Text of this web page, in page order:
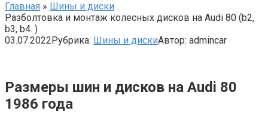
Главная » Шины и диски
Разболтовка и монтаж колесных дисков на Audi 80 (b2,
b3, b4. )
03.07.2022Рубрика: Шины и дискиАвтор: admincar
Размеры шин и дисков на Audi 80
1986 года